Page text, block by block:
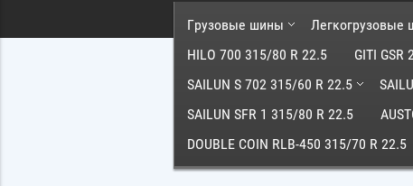
Грузовые шины Легкогрузовые
HILO 700 315/80 R 22.5
GITI
SAILUN S 702 315/60 R 22.5
SAILUN SFR 1 315/80 R 22.5
DOUBLE COIN RLB-450 315/70 R 22.5